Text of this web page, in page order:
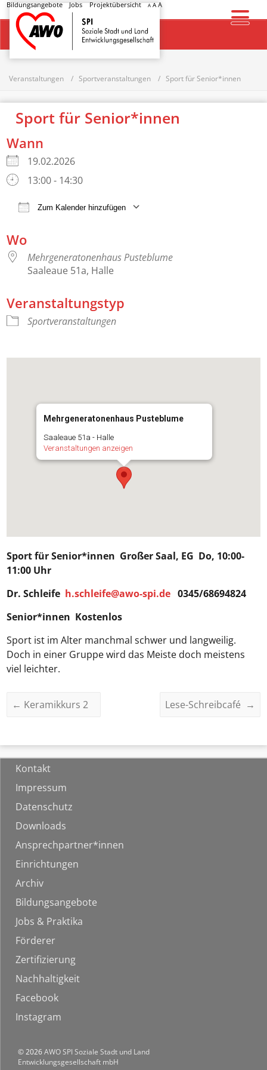
Bildungsangebote Jobs Projektübersicht A AA
Startseite
Veranstaltungen Sportveranstaltungen Sport für Senior*innen
Sport für Senior*innen
Wann
19.02.2026
13:00 - 14:30
Zum Kalender hinzufügen
Wo
Mehrgeneratonenhaus Pusteblume
Saaleaue 51a, Halle
Veranstaltungstyp
Sportveranstaltungen
Mehrgeneratonenhaus Pusteblume
Saaleaue 51a - Halle
Veranstaltungen anzeigen
Sport für Senior*innen Großer Saal, EG Do, 10:00-
11:00 Uhr
Dr. Schleife h.schleife@awo-spi.de 0345/68694824
Senior*innen Kostenlos
Sport ist im Alter manchmal schwer und langweilig.
Doch in einer Gruppe wird das Meiste doch meistens
viel leichter.
← Keramikkurs 2 Lese-Schreibcafé →
Kontakt
Impressum
Datenschutz
Downloads
Ansprechpartner*innen
Einrichtungen
Archiv
Bildungsangebote
Jobs & Praktika
Förderer
Zertifizierung
Nachhaltigkeit
Facebook
Instagram
© 2026AWO SPI Soziale Stadt und Land
Entwicklungsgesellschaft mbH